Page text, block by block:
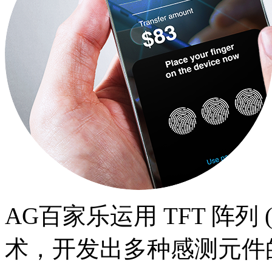
AG百家乐运用 TFT 阵列
术，开发出多种感测元